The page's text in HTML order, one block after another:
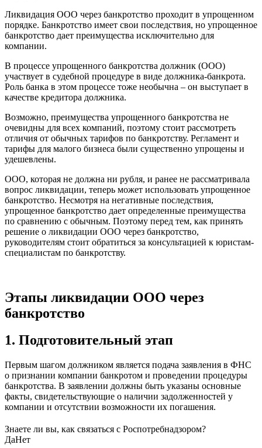
Ликвидация ООО через банкротство проходит в упрощенном
порядке. Банкротство имеет свои последствия, но упрощенное
банкротство дает преимущества исключительно для
компании.
В процессе упрощенного банкротства должник (ООО)
участвует в судебной процедуре в виде должника-банкрота.
Роль банка в этом процессе тоже необычна – он выступает в
качестве кредитора должника.
Возможно, преимущества упрощенного банкротства не
очевидны для всех компаний, поэтому стоит рассмотреть
отличия от обычных тарифов по банкротству. Регламент и
тарифы для малого бизнеса были существенно упрощены и
удешевлены.
ООО, которая не должна ни рубля, и ранее не рассматривала
вопрос ликвидации, теперь может использовать упрощенное
банкротство. Несмотря на негативные последствия,
упрощенное банкротство дает определенные преимущества
по сравнению с обычным. Поэтому перед тем, как принять
решение о ликвидации ООО через банкротство,
руководителям стоит обратиться за консультацией к юристам-
специалистам по банкротству.
Этапы ликвидации ООО через
банкротство
1. Подготовительный этап
Первым шагом должником является подача заявления в ФНС
о признании компании банкротом и проведении процедуры
банкротства. В заявлении должны быть указаны основные
факты, свидетельствующие о наличии задолженностей у
компании и отсутствии возможности их погашения.
Знаете ли вы, как связаться с Роспотребнадзором?
ДаНет